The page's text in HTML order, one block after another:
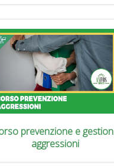
prevenzione e
aggressioni